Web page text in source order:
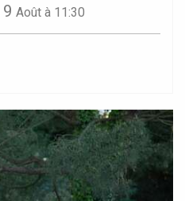
9 Août à 11:30